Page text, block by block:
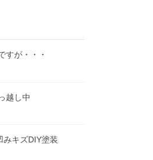
すが・・・
越し中
みキズDIY塗装